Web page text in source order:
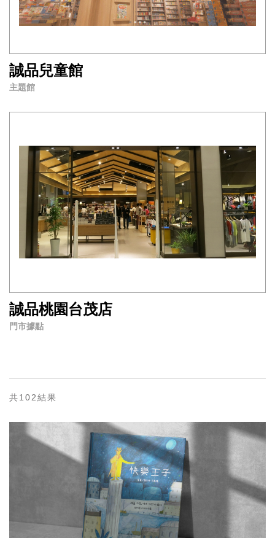
誠品兒童館
主題館
誠品桃園台茂店
門市據點
共102結果